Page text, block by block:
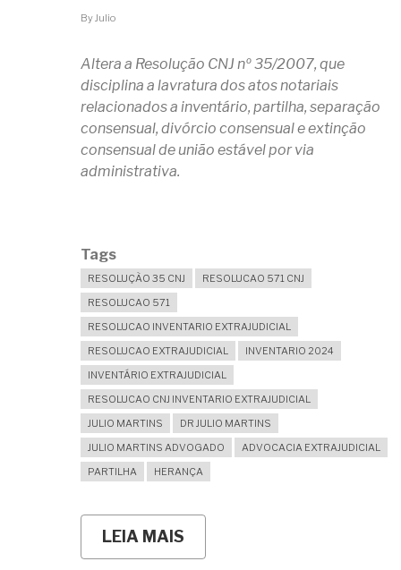
ByJulio
Altera a Resolução CNJ nº 35/2007, que
disciplina a lavratura dos atos notariais
relacionados a inventário, partilha, separação
consensual, divórcio consensual e extinção
consensual de união estável por via
administrativa.
Tags
RESOLUÇÃO 35 CNJ
RESOLUCAO 571 CNJ
RESOLUCAO 571
RESOLUCAO INVENTARIO EXTRAJUDICIAL
RESOLUCAO EXTRAJUDICIAL
INVENTARIO 2024
INVENTÁRIO EXTRAJUDICIAL
RESOLUCAO CNJ INVENTARIO EXTRAJUDICIAL
JULIO MARTINS
DR JULIO MARTINS
JULIO MARTINS ADVOGADO
ADVOCACIA EXTRAJUDICIAL
PARTILHA
HERANÇA
LEIA MAIS
RESOLUÇÃO